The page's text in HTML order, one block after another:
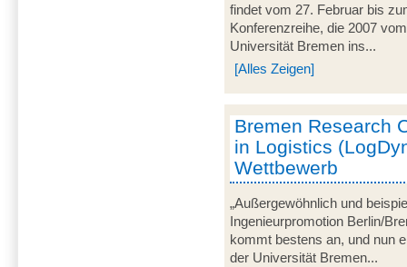
findet vom 27. Februar bis
Konferenzreihe, die 2007
Universität Bremen ins...
[Alles Zeigen]
Bremen Research
in Logistics
Wettbewerb
„Außergewöhnlich und
Ingenieurpromotion Berlin/
kommt bestens an, und nun
der Universität Bremen...